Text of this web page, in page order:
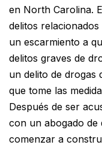
en North Carolina.
delitos
un escarmiento a
delitos graves de
un delito de drogas
que tome las
Después de ser
con un abogado de
comenzar a